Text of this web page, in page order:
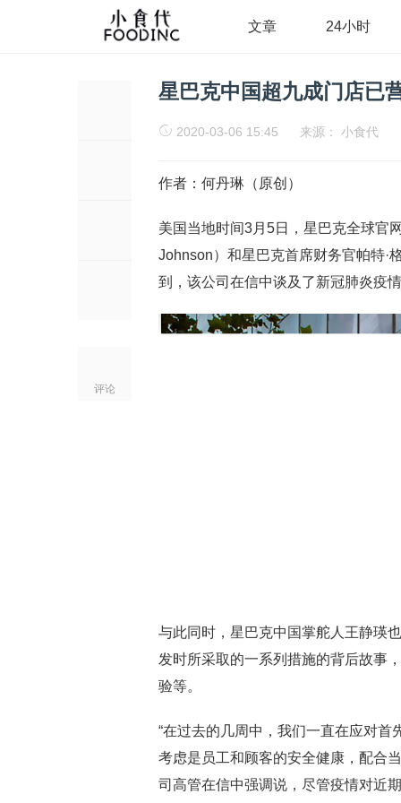
文章 24小时
评论
星巴克中国超九成门店已
2020-03-06 15:45 来源： 小食代
作者：何丹琳（原创）
美国当地时间3月5日，星巴克全球官
Johnson）和星巴克首席财务官帕特·
到，该公司在信中谈及了新冠肺炎疫
与此同时，星巴克中国掌舵人王静瑛
发时所采取的一系列措施的背后故事
验等。
“在过去的几周中，我们一直在应对
考虑是员工和顾客的安全健康，配合
司高管在信中强调说，尽管疫情对近